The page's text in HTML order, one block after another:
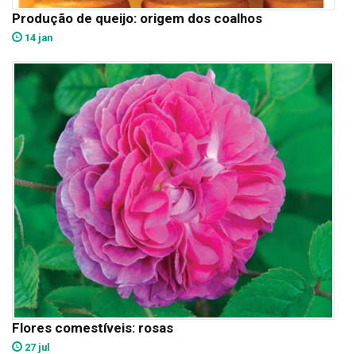
Produção de queijo: origem dos coalhos
14 jan
Flores comestíveis: rosas
27 jul